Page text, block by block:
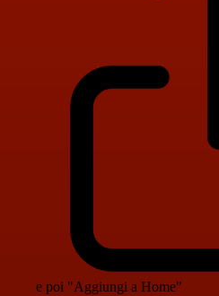
e poi "Aggiungi a Home"